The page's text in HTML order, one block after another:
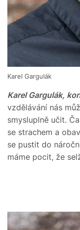
Karel Gargulák
Karel Gargulák,
vzdělávání nás
smysluplně učit.
se strachem a
se pustit do
máme pocit, že